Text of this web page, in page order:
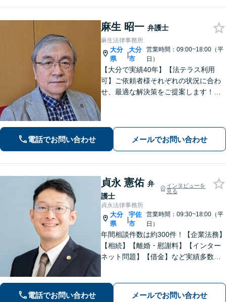
麻生 昭一 弁護士
麻生法律事務所
大分
県
|
大分
市
営業時間：09:00~18:00（平
日）
【大分で実績40年】【法テラス利用
可】ご依頼者様それぞれの状況に合わ
せ、最適な解決策をご提案します！緊
す。どうぞお気軽にお話しください。
【休日面談可】
電話でお問い合わせ メールでお問い合わせ
貞永 憲佑 弁
護士
インタビューを
見る
貞永法律事務所
大分
県
|
宇佐
市
営業時間：09:30~18:00（平
日）
年間相談件数は約300件！【企業法務】
【相続】【離婚・慰謝料】【インター
ネット問題】【借金】など実績多数。
がけております。【感謝の声も多数】
電話でお問い合わせ メールでお問い合わせ